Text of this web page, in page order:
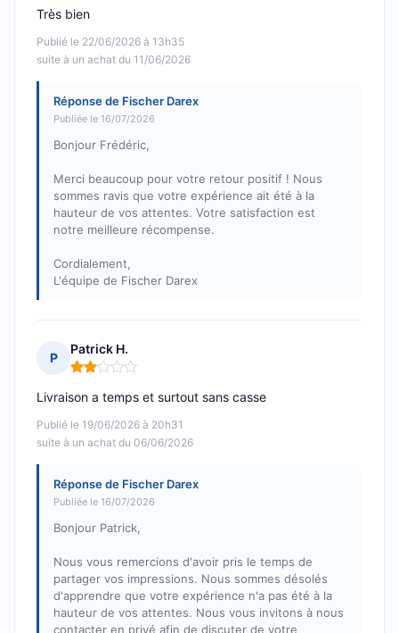
Publié le 22/06/2026 à 13h35
suite à un achat du 11/06/2026
Très bien
Réponse de Fischer Darex
Publiée le 16/07/2026
Bonjour Frédéric,
Merci beaucoup pour votre retour positif ! Nous
sommes ravis que votre expérience ait été à la
hauteur de vos attentes. Votre satisfaction est
notre meilleure récompense.
Cordialement,
L'équipe de Fischer Darex
P
Patrick H.
Note : 2 sur 5
Publié le 19/06/2026 à 20h31
suite à un achat du 06/06/2026
Livraison a temps et surtout sans casse
Réponse de Fischer Darex
Publiée le 16/07/2026
Bonjour Patrick,
Nous vous remercions d'avoir pris le temps de
partager vos impressions. Nous sommes désolés
d'apprendre que votre expérience n'a pas été à la
hauteur de vos attentes. Nous vous invitons à nous
contacter en privé afin de discuter de votre